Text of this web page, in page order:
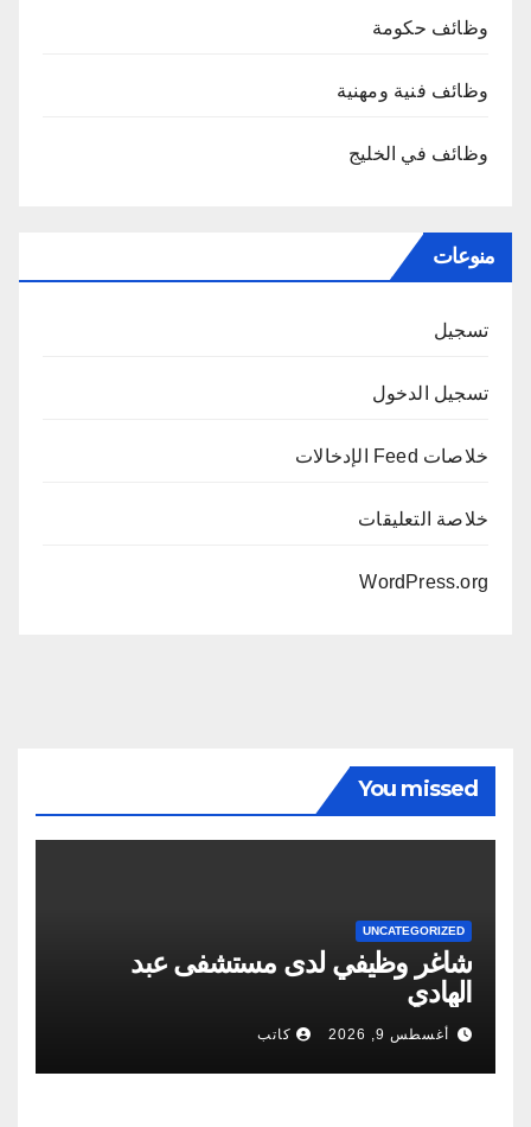
وظائف حكومة
وظائف فنية ومهنية
وظائف في الخليج
منوعات
تسجيل
تسجيل الدخول
خلاصات Feed الإدخالات
خلاصة التعليقات
WordPress.org
You missed
UNCATEGORIZED
شاغر وظيفي لدى مستشفى عبد
الهادي
أغسطس 9, 2026 كاتب